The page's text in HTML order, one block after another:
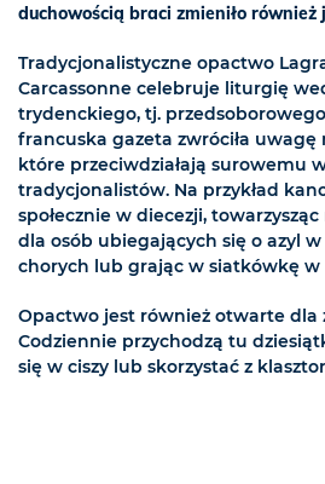
duchowością braci zmieniło również
Tradycjonalistyczne opactwo
Carcassonne celebruje liturgię
trydenckiego, tj. przedsoborowego
francuska gazeta zwróciła uwagę
które przeciwdziałają surowemu
tradycjonalistów. Na przykład
społecznie w diecezji,
dla osób ubiegających się o azyl
chorych lub grając w siatkówkę
Opactwo jest również otwarte dla
Codziennie przychodzą tu
się w ciszy lub skorzystać z